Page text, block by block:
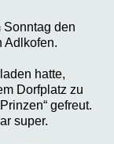
Sonntag den
Adlkofen.
hatte,
Dorfplatz zu
gefreut.
super.